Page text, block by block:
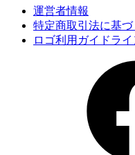
運営者情報
特定商取引法に基
ロゴ利用ガイドライ